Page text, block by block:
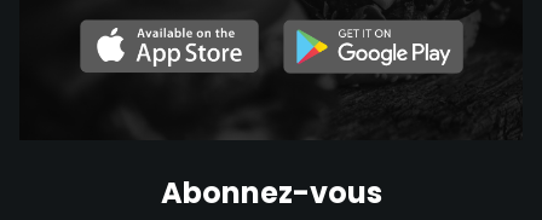
Abonnez-vous